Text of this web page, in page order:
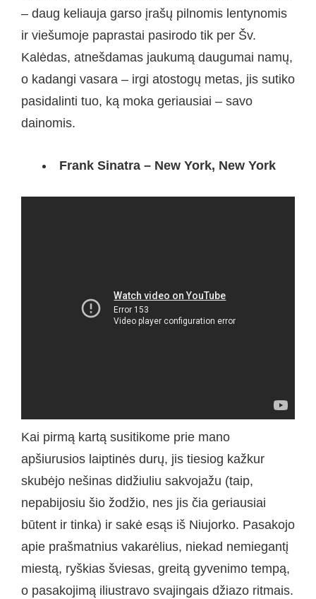
– daug keliauja garso įrašų pilnomis lentynomis
ir viešumoje paprastai pasirodo tik per Šv.
Kalėdas, atnešdamas jaukumą daugumai namų,
o kadangi vasara – irgi atostogų metas, jis sutiko
pasidalinti tuo, ką moka geriausiai – savo
dainomis.
Frank Sinatra – New York, New York
Kai pirmą kartą susitikome prie mano
apšiurusios laiptinės durų, jis tiesiog kažkur
skubėjo nešinas didžiuliu sakvojažu (taip,
nepabijosiu šio žodžio, nes jis čia geriausiai
būtent ir tinka) ir sakė esąs iš Niujorko. Pasakojo
apie prašmatnius vakarėlius, niekad nemiegantį
miestą, ryškias šviesas, greitą gyvenimo tempą,
o pasakojimą iliustravo svajingais džiazo ritmais.